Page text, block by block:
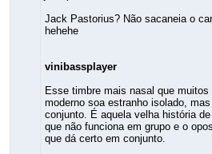
Jack Pastorius? Não sacaneia o
hehehe
vinibassplayer
Esse timbre mais nasal que
moderno soa estranho isolado,
conjunto. É aquela velha história
que não funciona em grupo e o
que dá certo em conjunto.